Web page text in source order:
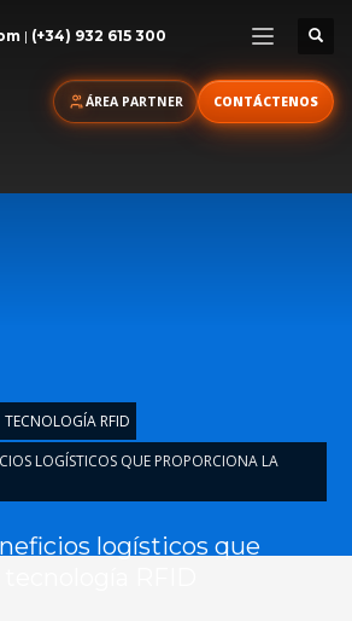
| (+34) 932 615 300
ÁREA PARTNER CONTÁCTENOS
TECNOLOGÍA RFID
LOGÍSTICOS QUE PROPORCIONA LA
logísticos que